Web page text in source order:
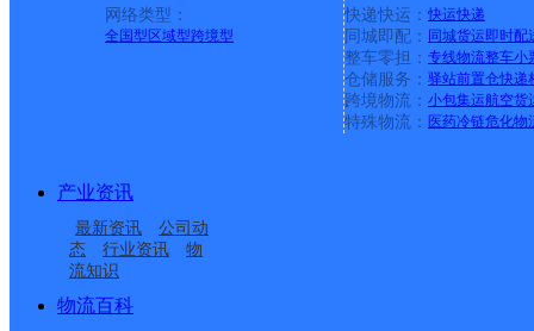
网络类型：
全国型 区域型跨境型
快递快运： 快运快递
同城即配： 同城货运即时配
整车零担： 专线物流整车小
仓储服务： 驿站前置仓快递
跨境物流： 小包集运航空货
特殊物流： 医药冷链危化物
产业资讯
最新资讯
公司动
态
行业资讯
物
流知识
物流百科
BOBO城王凯分部
安徽芜湖分拨营销市场
部
安徽主城区公司芜湖沈
巷镇服务部
安徽芜湖公司王前翀分